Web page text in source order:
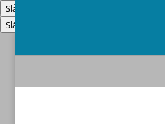
Slå på/av hög kontrast
Slå på/av textstorlek